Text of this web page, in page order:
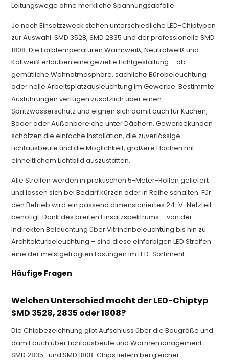
Leitungswege ohne merkliche Spannungsabfälle.
Je nach Einsatzzweck stehen unterschiedliche LED-Chiptypen
zur Auswahl: SMD 3528, SMD 2835 und der professionelle SMD
1808. Die Farbtemperaturen Warmweiß, Neutralweiß und
Kaltweiß erlauben eine gezielte Lichtgestaltung – ob
gemütliche Wohnatmosphäre, sachliche Bürobeleuchtung
oder helle Arbeitsplatzausleuchtung im Gewerbe. Bestimmte
Ausführungen verfügen zusätzlich über einen
Spritzwasserschutz und eignen sich damit auch für Küchen,
Bäder oder Außenbereiche unter Dächern. Gewerbekunden
schätzen die einfache Installation, die zuverlässige
Lichtausbeute und die Möglichkeit, größere Flächen mit
einheitlichem Lichtbild auszustatten.
Alle Streifen werden in praktischen 5-Meter-Rollen geliefert
und lassen sich bei Bedarf kürzen oder in Reihe schalten. Für
den Betrieb wird ein passend dimensioniertes 24-V-Netzteil
benötigt. Dank des breiten Einsatzspektrums – von der
Indirekten Beleuchtung über Vitrinenbeleuchtung bis hin zu
Architekturbeleuchtung – sind diese einfarbigen LED Streifen
eine der meistgefragten Lösungen im LED-Sortiment.
Häufige Fragen
Welchen Unterschied macht der LED-Chiptyp
SMD 3528, 2835 oder 1808?
Die Chipbezeichnung gibt Aufschluss über die Baugröße und
damit auch über Lichtausbeute und Wärmemanagement.
SMD 2835- und SMD 1808-Chips liefern bei gleicher